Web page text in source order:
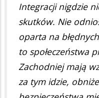
Integracji nigdzie
skutków. Nie
oparta na
to społeczeństwa
Zachodniej mają
za tym idzie,